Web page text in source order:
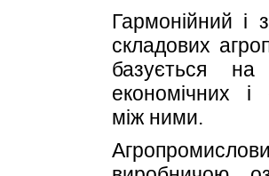
Гармонійний і
складових
базується на
економічних і
між ними.